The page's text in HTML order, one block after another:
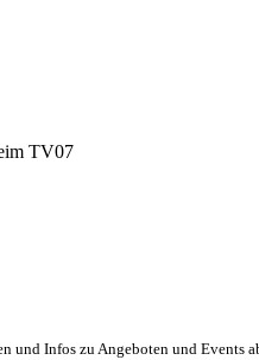
TV07
und Infos zu Angeboten und Events